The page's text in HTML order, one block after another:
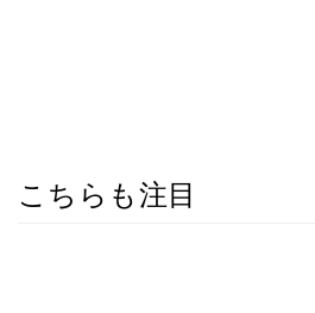
こちらも注目